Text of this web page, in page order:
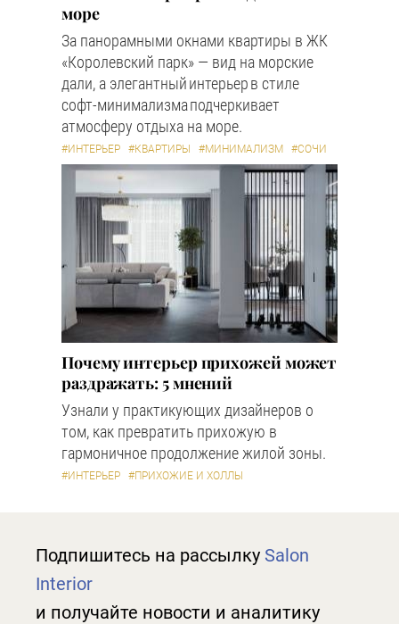
море
За панорамными окнами квартиры в ЖК
«Королевский парк» — вид на морские
дали, а элегантный интерьер в стиле
софт-минимализма подчеркивает
атмосферу отдыха на море.
#ИНТЕРЬЕР #КВАРТИРЫ #МИНИМАЛИЗМ #СОЧИ
Почему интерьер прихожей может
раздражать: 5 мнений
Узнали у практикующих дизайнеров о
том, как превратить прихожую в
гармоничное продолжение жилой зоны.
#ИНТЕРЬЕР #ПРИХОЖИЕ И ХОЛЛЫ
Подпишитесь на рассылку Salon
Interior
и получайте новости и аналитику